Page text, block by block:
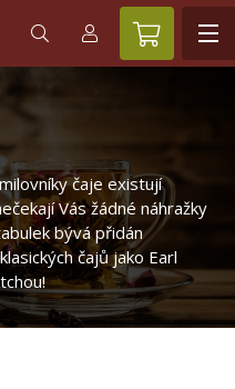
čaje existují
Vás žádné náhražky
bývá přidán
čajů jako Earl